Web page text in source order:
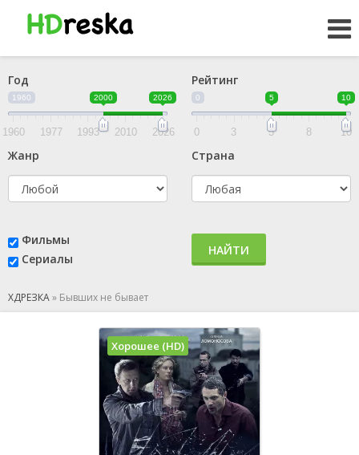
Год
1960 2000 2026
1960 1977 1993 2010 2026
Рейтинг
0 5 10
0 3 5 8 10
Жанр Страна
Фильмы
Сериалы
НАЙТИ
ХДРЕЗКА» Бывших не бывает
Хорошее (HD)